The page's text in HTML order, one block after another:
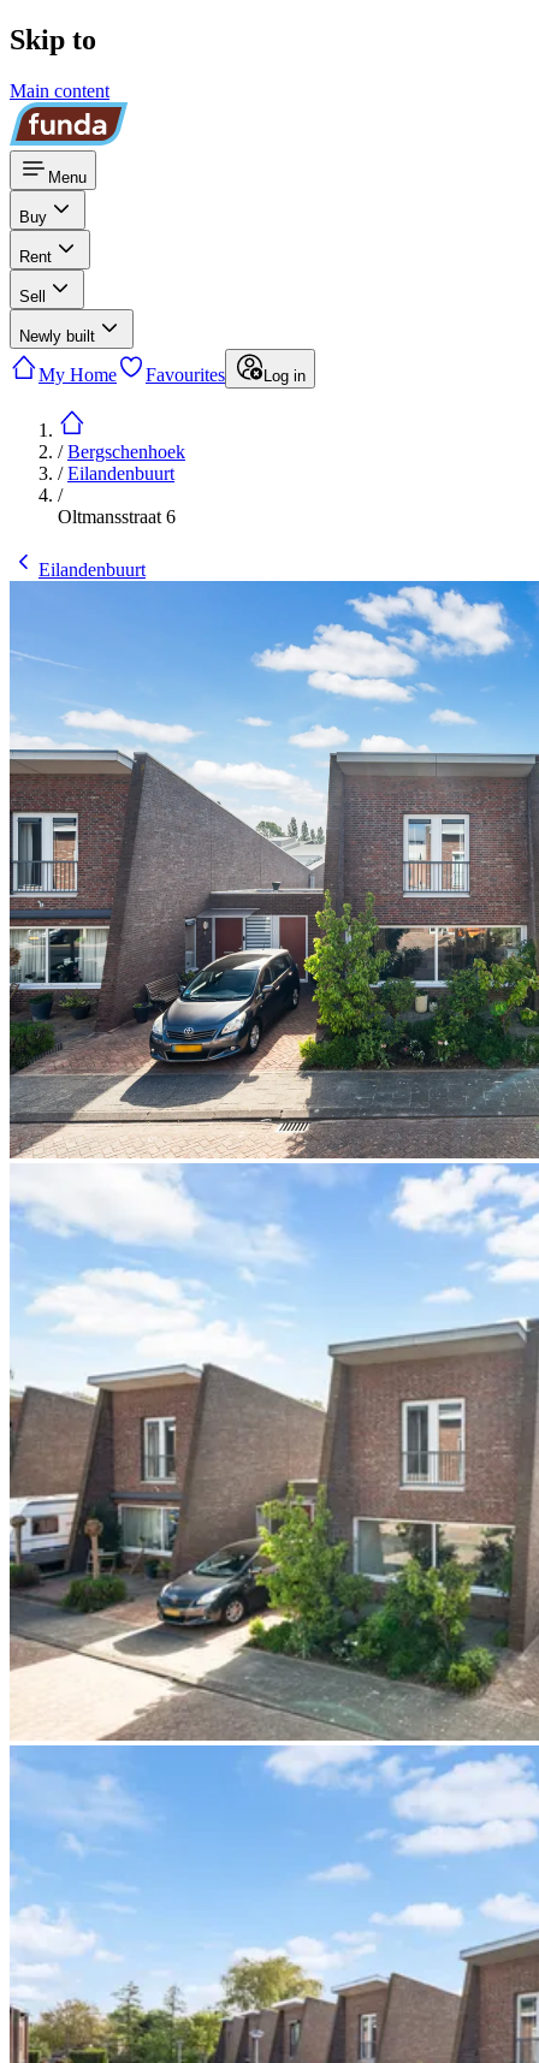
Skip to
Main content
Menu
Buy
Rent
Sell
Newly built
My Home Favourites Log in
/Bergschenhoek
/Eilandenbuurt
/
Oltmansstraat 6
Eilandenbuurt